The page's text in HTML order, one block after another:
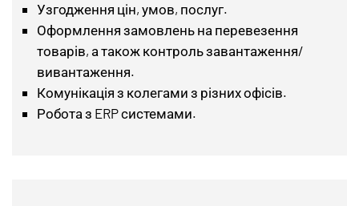
Узгодження цін, умов, послуг.
Оформлення замовлень на перевезення
товарів, а також контроль завантаження/
вивантаження.
Комунікація з колегами з різних офісів.
Робота з ERP системами.